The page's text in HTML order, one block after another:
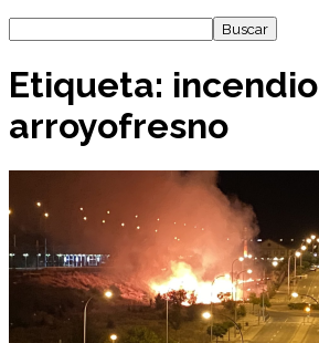
Etiqueta: incendio
arroyofresno